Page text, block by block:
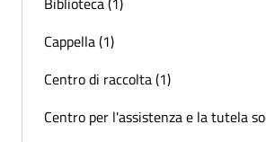
Cappella (1)
Centro di raccolta (1)
Centro per l'assistenza e la tutela